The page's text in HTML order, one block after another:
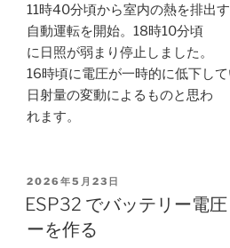
11時40分頃から室内の熱を排出
自動運転を開始。18時10分頃
に日照が弱まり停止しました。
16時頃に電圧が一時的に低下し
日射量の変動によるものと思わ
れます。
POSTED
ON
2026年5月23日
ESP32 でバッテリー電
ーを作る